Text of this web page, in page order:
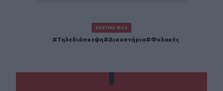
ΣΧΕΤΙΚΆ TAGS
Τηλεδιάσκεψη Δικαστήρια Φυλακές